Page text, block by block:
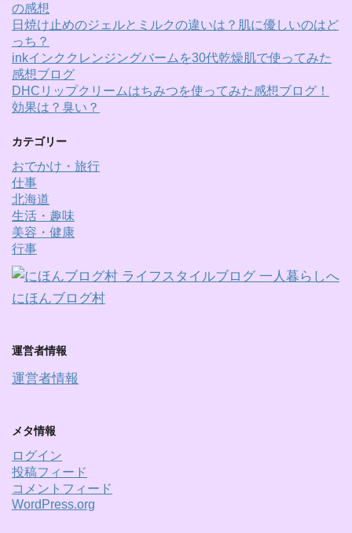
の感想
日焼け止めのジェルとミルクの違いは？肌に優しいのはど
っち？
inkインククレンジングバームを30代乾燥肌で使ってみた
感想ブログ
DHCリップクリームはちみつを使ってみた感想ブログ！
効果は？臭い？
カテゴリー
おでかけ・旅行
仕事
北海道
生活・趣味
美容・健康
行事
にほんブログ村
運営者情報
運営者情報
メタ情報
ログイン
投稿フィード
コメントフィード
WordPress.org